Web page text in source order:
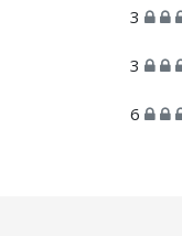
3
3
6